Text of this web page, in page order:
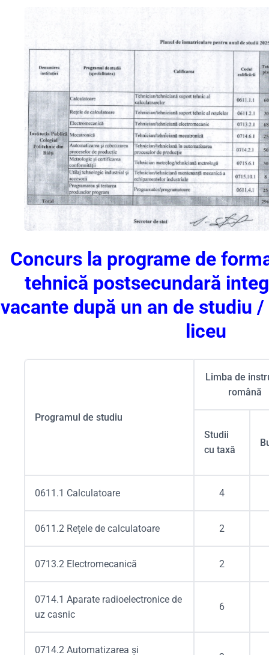
Concurs la programe de
tehnică postsecundară
vacante după un an de studiu
liceu
Programul de studiu
Limba de
română
Studii
cu taxă
0611.1 Calculatoare 4
0611.2 Rețele de calculatoare 2
0713.2 Electromecanică 2
0714.1 Aparate radioelectronice de
uz casnic
6
0714.2 Automatizarea și